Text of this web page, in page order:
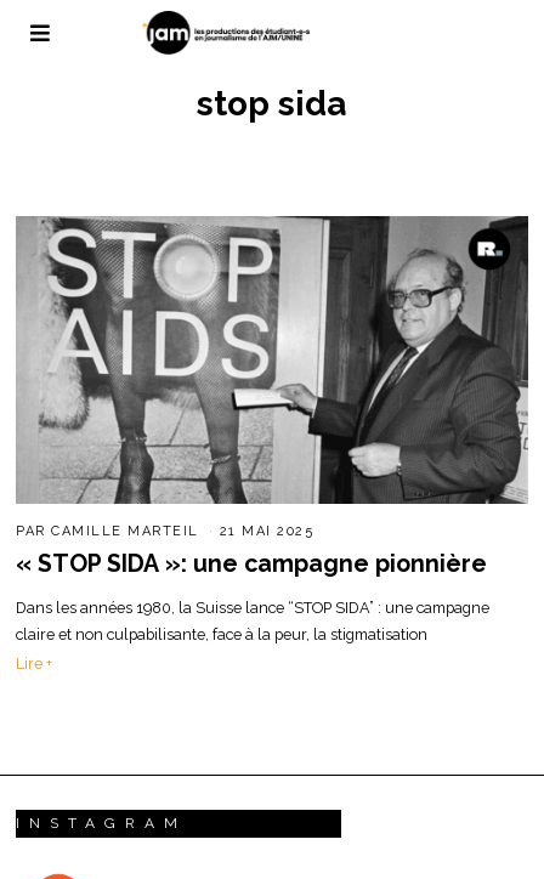
stop sida
PARCAMILLE MARTEIL 21 MAI 2025
« STOP SIDA »: une campagne pionnière
Dans les années 1980, la Suisse lance “STOP SIDA” : une campagne
claire et non culpabilisante, face à la peur, la stigmatisation
Lire +
INSTAGRAM